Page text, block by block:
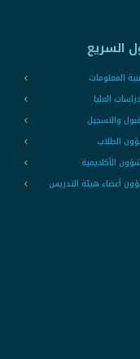
السريع
المعلومات
العليا
والتسجيل
الطلاب
الأكاديمية
أعضاء هيئة التدريس